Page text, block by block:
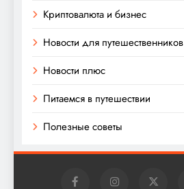
Криптовалюта и бизнес
Новости для путешественников
Новости плюс
Питаемся в путешествии
Полезные советы